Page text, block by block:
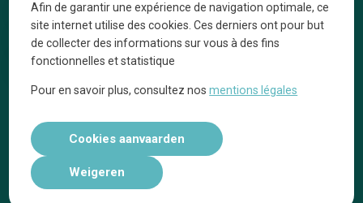
De beste adressen
Blog
Winkelwijken
Tops 10
Over ons
Ze praten over ons!
kennisgevingen
Afin de garantir une expérience de navigation optimale, ce
site internet utilise des cookies. Ces derniers ont pour but
de collecter des informations sur vous à des fins
fonctionnelles et statistique
Pour en savoir plus, consultez nosmentions légales
Cookies aanvaarden
Weigeren